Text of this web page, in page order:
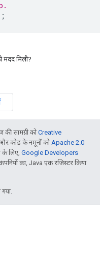
मिली?
सामग्री कोCreative
कोड के नमूनों कोApache 2.0
के लिए, Google Developers
का, Java एक रजिस्टर किया